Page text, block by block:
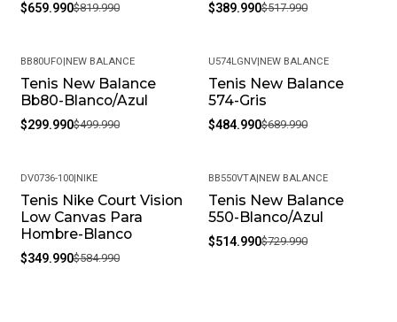
$659.990$819.990 $389.990$517.990
-40%
BB80UFO|NEW BALANCE
Tenis New Balance
Bb80-Blanco/Azul
$299.990$499.990
-30%
U574LGNV|NEW BALANCE
Tenis New Balance
574-Gris
$484.990$689.990
-40%
DV0736-100|NIKE
Tenis Nike Court Vision
Low Canvas Para
Hombre-Blanco
$349.990$584.990
-29%
BB550VTA|NEW BALANCE
Tenis New Balance
550-Blanco/Azul
$514.990$729.990